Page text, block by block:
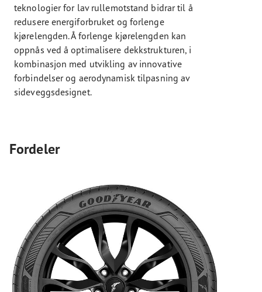
teknologier for lav rullemotstand bidrar til å
redusere energiforbruket og forlenge
kjørelengden. Å forlenge kjørelengden kan
oppnås ved å optimalisere dekkstrukturen, i
kombinasjon med utvikling av innovative
forbindelser og aerodynamisk tilpasning av
sideveggsdesignet.
Fordeler